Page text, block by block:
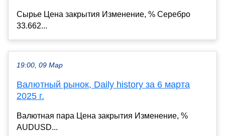
Сырье Цена закрытия Изменение, % Серебро
33.662...
19:00, 09 Мар
Валютный рынок, Daily history за 6 марта
2025 г.
Валютная пара Цена закрытия Изменение, %
AUDUSD...